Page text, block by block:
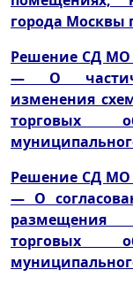
города Москвы
Решение СД МО
— О
изменения
торговых
Решение СД МО
— О
размещения
торговых